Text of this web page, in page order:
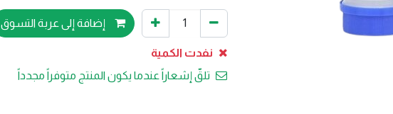
إضافة إلى عربة التسوق
نفدت الكمية
تلقّ إشعاراً عندما يكون المنتج متوفراً مجدداً